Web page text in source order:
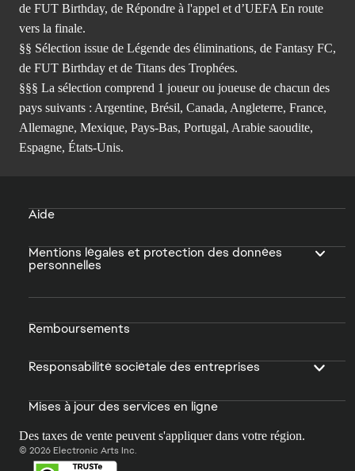
de FUT Birthday, de Répondre à l'appel et d’UEFA En route
vers la finale.
§§ Sélection issue de Légende des éliminations, de Fantasy FC,
de FUT Birthday et de Titans des Trophées.
§§§ La sélection comprend 1 joueur ou joueuse de chacun des
pays suivants : Argentine, Brésil, Canada, Angleterre, France,
Allemagne, Mexique, Pays-Bas, Portugal, Arabie saoudite,
Espagne, États-Unis.
Aide
Mentions légales et protection des données
personnelles
Remboursements
Responsabilité sociétale des entreprises
Mises à jour des services en ligne
Des taxes de vente peuvent s'appliquer dans votre région.
© 2026 Electronic Arts Inc.